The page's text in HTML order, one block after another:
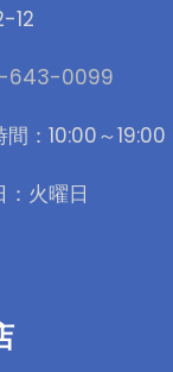
12
643-0099
間：10:00～19:00
：火曜日